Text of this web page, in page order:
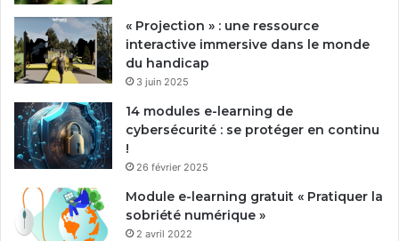
« Projection » : une ressource
interactive immersive dans le monde
du handicap
3 juin 2025
14 modules e-learning de
cybersécurité : se protéger en continu
!
26 février 2025
Module e-learning gratuit « Pratiquer la
sobriété numérique »
2 avril 2022